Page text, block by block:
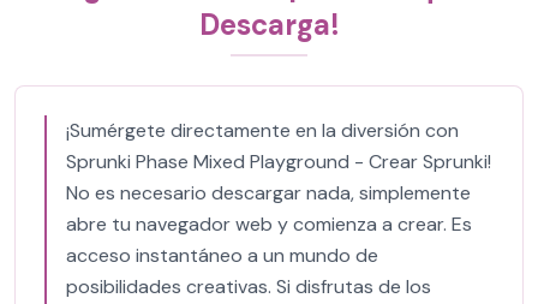
Descarga!
¡Sumérgete directamente en la diversión con
Sprunki Phase Mixed Playground - Crear Sprunki!
No es necesario descargar nada, simplemente
abre tu navegador web y comienza a crear. Es
acceso instantáneo a un mundo de
posibilidades creativas. Si disfrutas de los